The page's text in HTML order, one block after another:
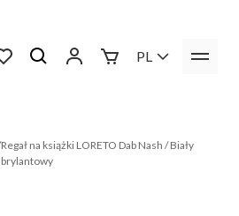
PL
Regał na książki LORETO Dab Nash / Biały
brylantowy